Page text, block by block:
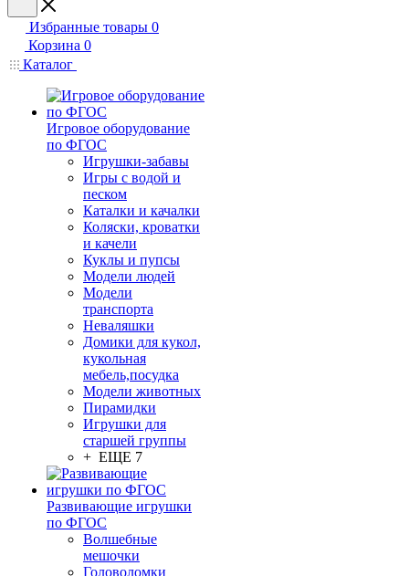
Избранные товары 0
Корзина 0
Каталог
Игровое оборудование
по ФГОС
Игрушки-забавы
Игры с водой и
песком
Каталки и качалки
Коляски, кроватки
и качели
Куклы и пупсы
Модели людей
Модели
транспорта
Неваляшки
Домики для кукол,
кукольная
мебель,посудка
Модели животных
Пирамидки
Игрушки для
старшей группы
+ ЕЩЕ 7
Развивающие игрушки
по ФГОС
Волшебные
мешочки
Головоломки